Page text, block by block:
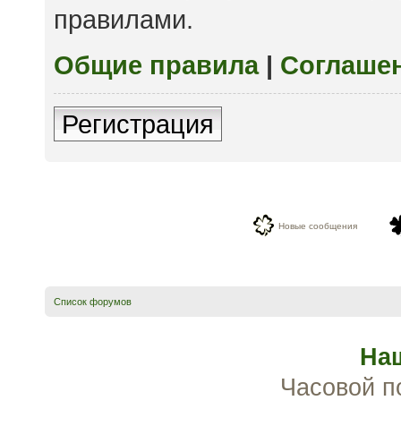
правилами.
Общие правила|
Регистрация
Новые сообщения
Список форумов
Часовой